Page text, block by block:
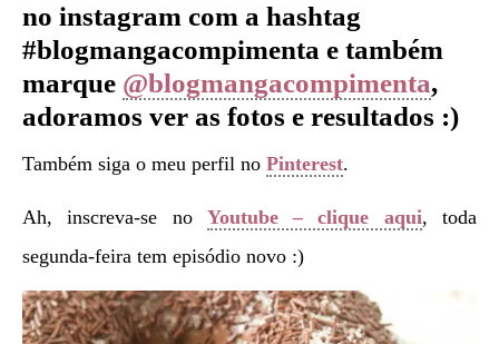
no instagram com a hashtag
#blogmangacompimenta e também
marque @blogmangacompimenta,
adoramos ver as fotos e resultados :)
Também siga o meu perfil no Pinterest.
Ah, inscreva-se no Youtube – clique aqui, toda
segunda-feira tem episódio novo :)